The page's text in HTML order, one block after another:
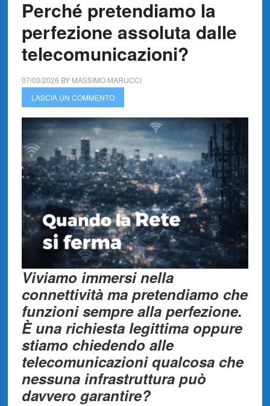
Perché pretendiamo la
perfezione assoluta dalle
telecomunicazioni?
07/03/2026 BY MASSIMO MARUCCI
LASCIA UN COMMENTO
Viviamo immersi nella
connettività ma pretendiamo che
funzioni sempre alla perfezione.
È una richiesta legittima oppure
stiamo chiedendo alle
telecomunicazioni qualcosa che
nessuna infrastruttura può
davvero garantire?